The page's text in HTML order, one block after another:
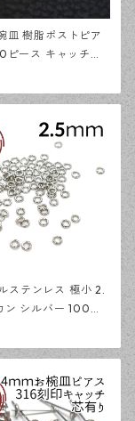
皿 樹脂ポストピア
ピース キャッチセ
ギー対応 ピアス ハ
資材 【en工房】
ステンレス 極小 2.
シルバー 100個
対応 基礎パーツ ハ
資材 【en工房】